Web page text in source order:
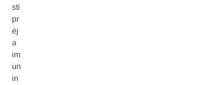
sti
pr
ėj
a
im
un
in